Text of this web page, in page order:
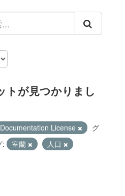
トが見つかりまし
License
グ
: 室蘭
人口